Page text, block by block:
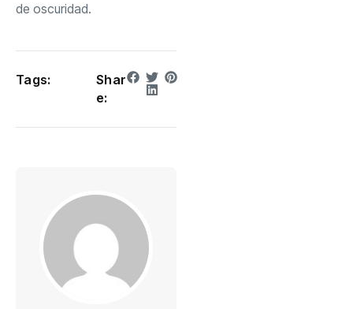
de oscuridad.
Tags:
Shar
e: